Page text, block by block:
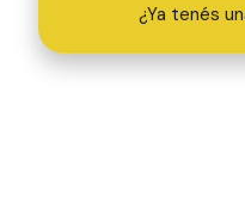
¿Ya tenés